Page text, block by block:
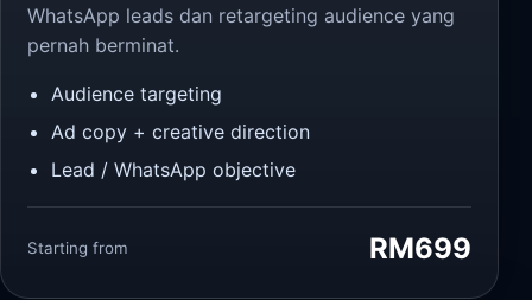
WhatsApp leads dan retargeting audience yang
pernah berminat.
Audience targeting
Ad copy + creative direction
Lead / WhatsApp objective
Starting from RM699